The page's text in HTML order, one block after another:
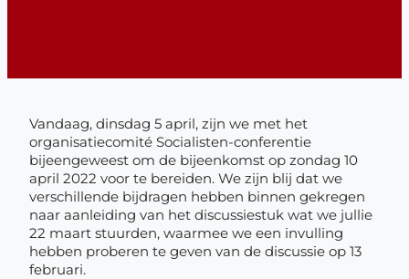
Vandaag, dinsdag 5 april, zijn we met het
organisatiecomité Socialisten-conferentie
bijeengeweest om de bijeenkomst op zondag 10
april 2022 voor te bereiden. We zijn blij dat we
verschillende bijdragen hebben binnen gekregen
naar aanleiding van het discussiestuk wat we jullie
22 maart stuurden, waarmee we een invulling
hebben proberen te geven van de discussie op 13
februari.